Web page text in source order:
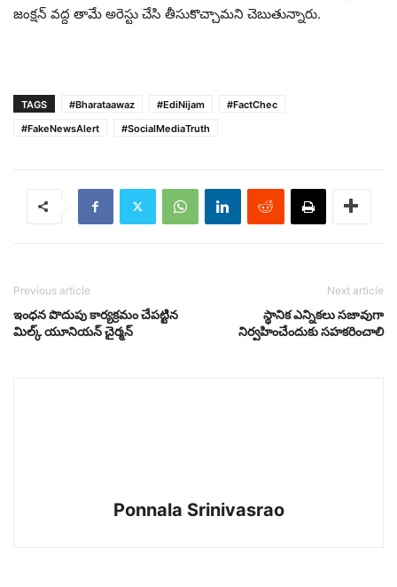
జంక్షన్ వద్ద తామే అరెస్టు చేసి తీసుకొచ్చామని చెబుతున్నారు.
TAGS #Bharataawaz #EdiNijam
#FactChec
#FakeNewsAlert
#SocialMediaTruth
Previous article
ఇంధన పొదుపు కార్యక్రమం చేపట్టిన
మిల్క్ యూనియన్ చైర్మన్
Next article
స్థానిక ఎన్నికలు సజావుగా
నిర్వహించేందుకు సహకరించాలి
Ponnala Srinivasrao